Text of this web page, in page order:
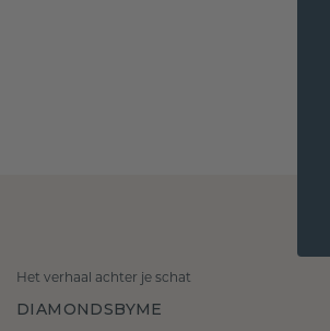
Het verhaal achter je schat
DIAMONDSBYME